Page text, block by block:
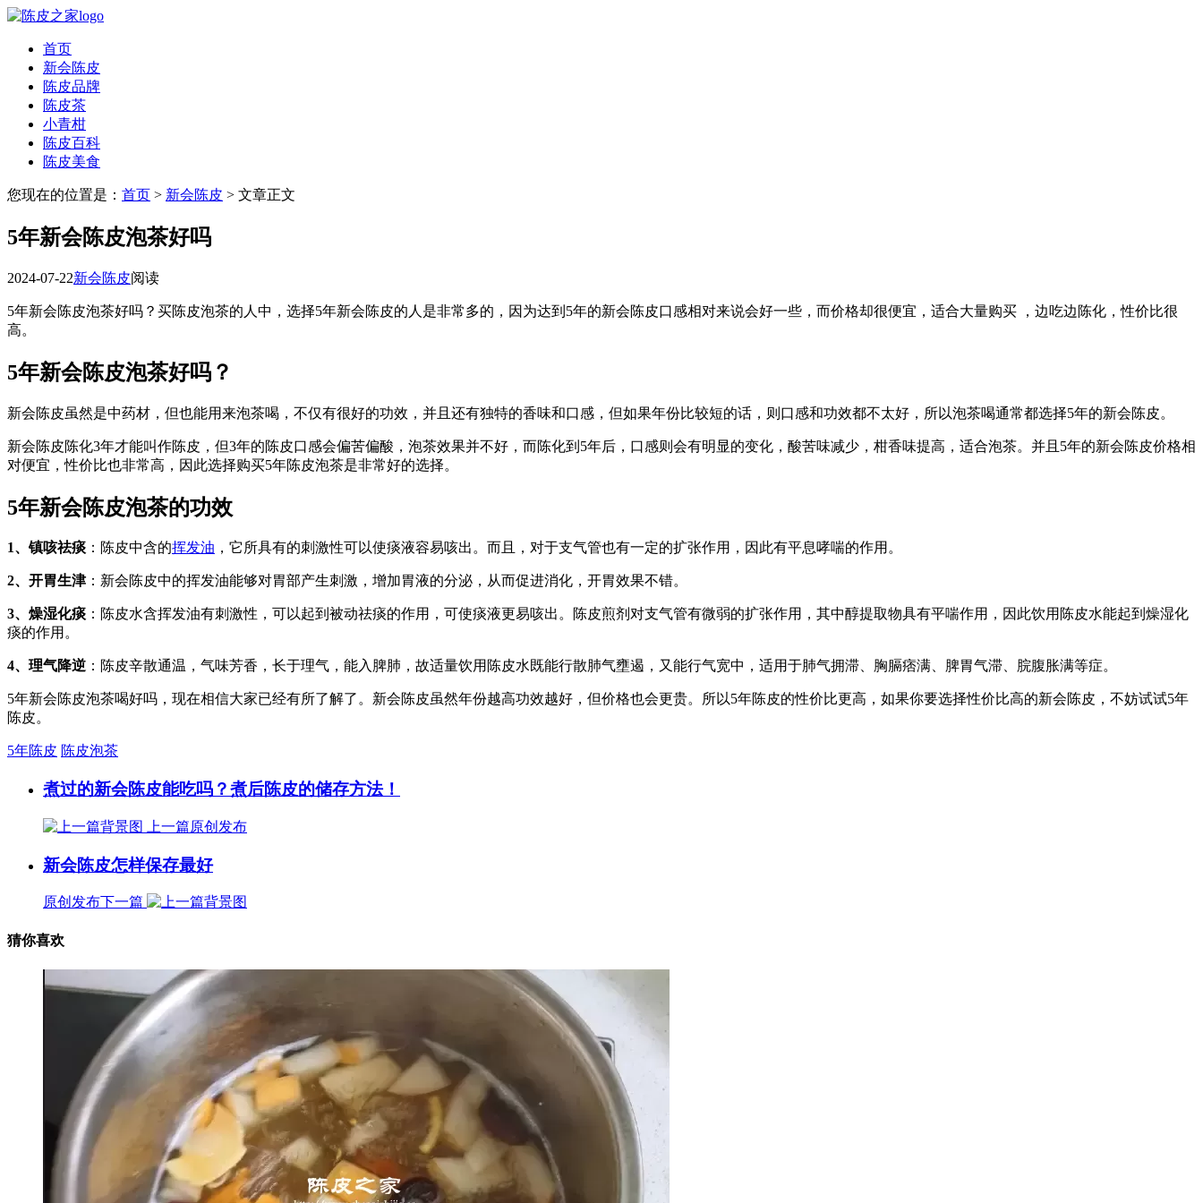
首页
新会陈皮
陈皮品牌
陈皮茶
小青柑
陈皮百科
陈皮美食
您现在的位置是： 首页 > 新会陈皮 > 文章正文
5年新会陈皮泡茶好吗
2024-07-22新会陈皮阅读
5年新会陈皮泡茶好吗？买陈皮泡茶的人中，选择5年新会陈皮的人是非常多的，因为达到5年的新会陈皮口感相对来说会好一些，而价格却很便宜，适合大量购买 ，边吃边陈化，性价比很
高。
5年新会陈皮泡茶好吗？
新会陈皮虽然是中药材，但也能用来泡茶喝，不仅有很好的功效，并且还有独特的香味和口感，但如果年份比较短的话，则口感和功效都不太好，所以泡茶喝通常都选择5年的新会陈皮。
新会陈皮陈化3年才能叫作陈皮，但3年的陈皮口感会偏苦偏酸，泡茶效果并不好，而陈化到5年后，口感则会有明显的变化，酸苦味减少，柑香味提高，适合泡茶。并且5年的新会陈皮价格相
对便宜，性价比也非常高，因此选择购买5年陈皮泡茶是非常好的选择。
5年新会陈皮泡茶的功效
1、镇咳祛痰 ：陈皮中含的挥发油 ，它所具有的刺激性可以使痰液容易咳出。而且，对于支气管也有一定的扩张作用，因此有平息哮喘的作用。
2、开胃生津：新会陈皮中的挥发油能够对胃部产生刺激，增加胃液的分泌，从而促进消化，开胃效果不错。
3、燥湿化痰 ：陈皮水含挥发油有刺激性，可以起到被动祛痰的作用，可使痰液更易咳出。陈皮煎剂对支气管有微弱的扩张作用，其中醇提取物具有平喘作用，因此饮用陈皮水能起到燥湿化
痰的作用。
4、理气降逆 ：陈皮辛散通温，气味芳香，长于理气，能入脾肺，故适量饮用陈皮水既能行散肺气壅遏，又能行气宽中，适用于肺气拥滞、胸膈痞满、脾胃气滞、脘腹胀满等症。
5年新会陈皮泡茶喝好吗，现在相信大家已经有所了解了。新会陈皮虽然年份越高功效越好，但价格也会更贵。所以5年陈皮的性价比更高，如果你要选择性价比高的新会陈皮，不妨试试5年
陈皮。
5年陈皮 陈皮泡茶
煮过的新会陈皮能吃吗？煮后陈皮的储存方法！
上一篇原创发布
新会陈皮怎样保存最好
原创发布下一篇
猜你喜欢